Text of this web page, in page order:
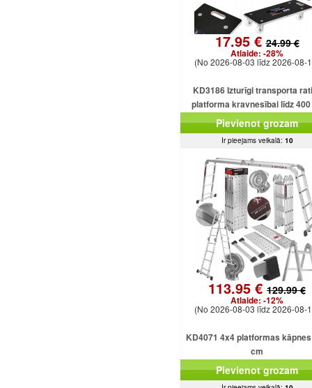
17.95 €24.99 €
Atlaide: -28%
(No 2026-08-03 līdz 2026-08-
KD3186 Izturīgi transporta
platforma kravnesībai līdz
Pievienot grozam
Ir pieejams veikalā: 10
113.95 € 129.99 €
Atlaide: -12%
(No 2026-08-03 līdz 2026-08-
KD4071 4x4 platformas
cm
Pievienot grozam